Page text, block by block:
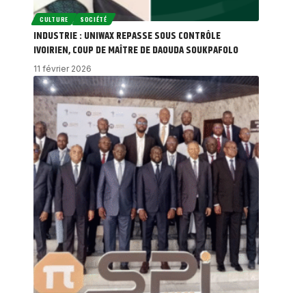
CULTURE SOCIÉTÉ
INDUSTRIE : UNIWAX REPASSE SOUS CONTRÔLE
IVOIRIEN, COUP DE MAÎTRE DE DAOUDA SOUKPAFOLO
11 février 2026